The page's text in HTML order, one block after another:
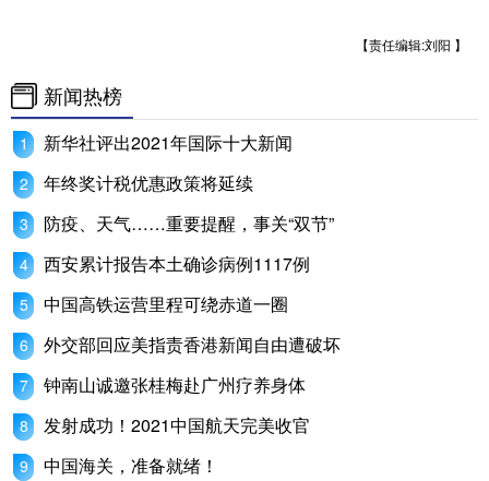
【责任编辑:刘阳 】
新闻热榜
新华社评出2021年国际十大新闻
年终奖计税优惠政策将延续
防疫、天气……重要提醒，事关“双节”
西安累计报告本土确诊病例1117例
中国高铁运营里程可绕赤道一圈
外交部回应美指责香港新闻自由遭破坏
钟南山诚邀张桂梅赴广州疗养身体
发射成功！2021中国航天完美收官
中国海关，准备就绪！